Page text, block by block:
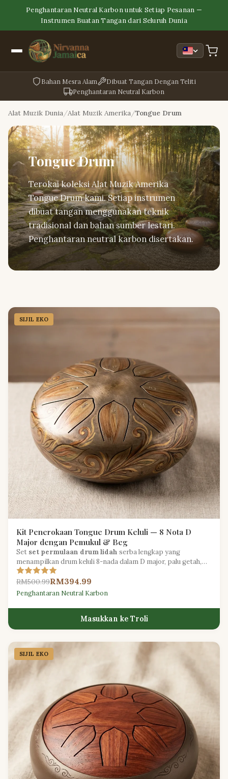
Penghantaran Neutral Karbon untuk Setiap Pesanan —
Instrumen Buatan Tangan dari Seluruh Dunia
Bahan Mesra Alam
Dibuat Tangan Dengan Teliti
Penghantaran Neutral Karbon
Alat Muzik Dunia Alat Muzik Amerika Tongue Drum
Tongue Drum
Terokai koleksi Alat Muzik Amerika
Tongue Drum kami. Setiap instrumen
dibuat tangan menggunakan teknik
tradisional dan bahan sumber lestari.
Penghantaran neutral karbon disertakan.
SIJIL EKO
Kit Penerokaan Tongue Drum Keluli — 8 Nota D
Major dengan Pemukul & Beg
Set set permulaan drum lidah serba lengkap yang
menampilkan drum keluli 8-nada dalam D major, palu getah,
pick jari, dan beg bawa berlapik.
RM500.99RM394.99
Penghantaran Neutral Karbon
Masukkan ke Troli
SIJIL EKO